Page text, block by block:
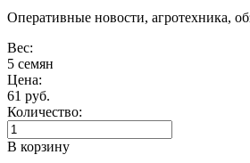
Оперативные новости, агротехника,
Вес:
5 семян
Цена:
61 руб.
Количество:
В корзину